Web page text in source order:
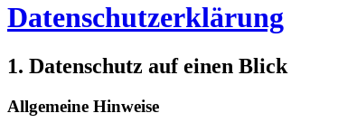
Datenschutzerklärung
1. Datenschutz auf einen Blick
Allgemeine Hinweise